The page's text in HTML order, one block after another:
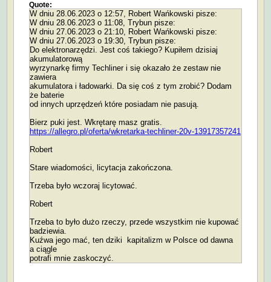
Quote:
W dniu 28.06.2023 o 12:57, Robert Wańkowski pisze:
W dniu 28.06.2023 o 11:08, Trybun pisze:
W dniu 27.06.2023 o 21:10, Robert Wańkowski pisze:
W dniu 27.06.2023 o 19:30, Trybun pisze:
Do elektronarzędzi. Jest coś takiego? Kupiłem dzisiaj
akumulatorową
wyrzynarkę firmy Techliner i się okazało że zestaw nie
zawiera
akumulatora i ładowarki. Da się coś z tym zrobić? Dodam
że baterie
od innych uprzędzeń które posiadam nie pasują.
Bierz puki jest. Wkrętarę masz gratis.
https://allegro.pl/oferta/wkretarka-techliner-20v-13917357241
Robert
Stare wiadomości, licytacja zakończona.
Trzeba było wczoraj licytować.
Robert
Trzeba to było dużo rzeczy, przede wszystkim nie kupować
badziewia.
Kuźwa jego mać, ten dziki kapitalizm w Polsce od dawna
a ciągle
potrafi mnie zaskoczyć.